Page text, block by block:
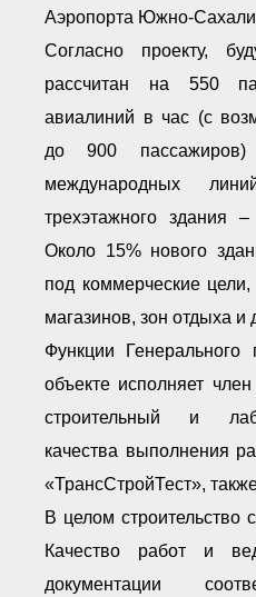
Аэропорта Южно-
Согласно проекту,
рассчитан на 550
авиалиний в час (с
до 900
международных
трехэтажного здания
Около 15% нового
под коммерческие
магазинов, зон отдыха и
Функции
объекте исполняет
строительный и
качества выполнения
«ТрансСтройТест»,
В целом строительство
Качество работ и
документации